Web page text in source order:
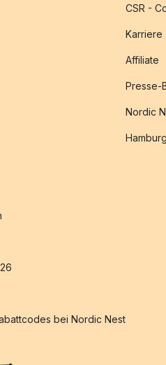
bei Nordic Nest
CSR -
Karriere
Affiliate
Presse-
Nordic
Hamburg